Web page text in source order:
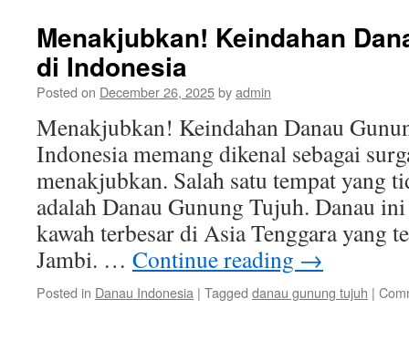
Menakjubkan! Keindahan
di Indonesia
Posted on December 26, 2025byadmin
Menakjubkan! Keindahan Danau
Indonesia memang dikenal sebagai
menakjubkan. Salah satu tempat yang
adalah Danau Gunung Tujuh. Danau
kawah terbesar di Asia Tenggara yang
Jambi. … Continue reading →
Posted in Danau Indonesia | Tagged danau gunung tujuh |